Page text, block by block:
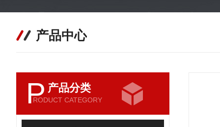
产品中心
P 产品分类
RODUCT CATEGORY